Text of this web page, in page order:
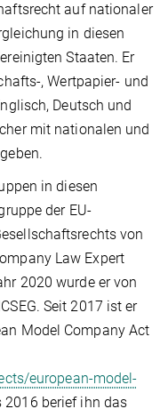
auf nationaler
in diesen
Staaten. Er
, Wertpapier- und
Deutsch und
mit nationalen und
in diesen
der EU-
von
Law Expert
2020 wurde er von
Seit 2017 ist er
Model Company Act
european-model-
2016 berief ihn das